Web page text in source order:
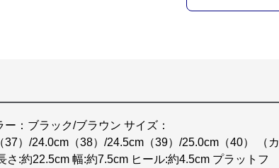
：ブラック/ブラウン サイズ：
）/24.0cm（38）/24.5cm（39）/25.0cm（40） （カ
:約22.5cm 幅:約7.5cm ヒール:約4.5cm プラットフ